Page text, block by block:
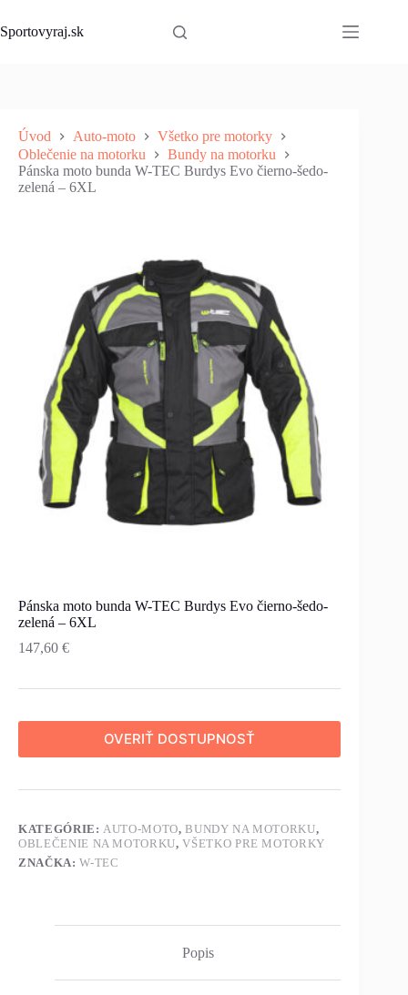
to
content
Sportovyraj.sk
Úvod Auto-moto
Všetko pre motorky
Oblečenie na motorku
Bundy na motorku
Pánska moto bunda W-TEC Burdys Evo čierno-šedo-
zelená – 6XL
Pánska moto bunda W-TEC Burdys Evo čierno-šedo-
zelená – 6XL
147,60 €
OVERIŤ DOSTUPNOSŤ
KATEGÓRIE: AUTO-MOTO,BUNDY NA MOTORKU,
OBLEČENIE NA MOTORKU,VŠETKO PRE MOTORKY
ZNAČKA:W-TEC
Popis